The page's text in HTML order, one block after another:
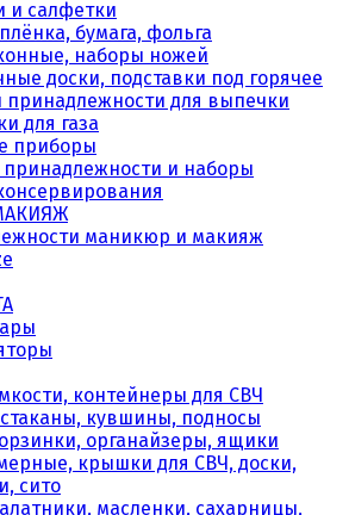
и салфетки
бумага, фольга
наборы ножей
доски, подставки под горячее
для выпечки
для газа
приборы
принадлежности и наборы
маникюр и макияж
контейнеры для СВЧ
кувшины, подносы
органайзеры, ящики
крышки для СВЧ, доски,
сито
масленки, сахарницы,